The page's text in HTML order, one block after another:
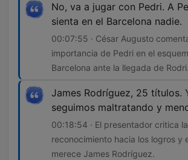
No, va a jugar con Pedri. A
sienta en el Barcelona nadie.
00:07:55 · César Augusto
importancia de Pedri en el
Barcelona ante la llegada de Rodri.
James Rodríguez, 25 títulos.
seguimos maltratando y
00:18:54 · El presentador critica
reconocimiento hacia los logros y
merece James Rodríguez.